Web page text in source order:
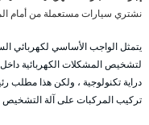
نشتري سيارات مستعملة من أمام
يتمثل الواجب الأساسي لكهربائي
لتشخيص المشكلات الكهربائية
دراية تكنولوجية ، ولكن هذا
تركيب المركبات على آلة التشخيص